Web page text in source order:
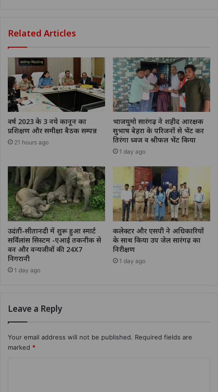
Related Articles
वर्ष 2023 के 3 नये कानून का
प्रशिक्षण और समीक्षा बैठक सम्पन्न
21 hours ago
भाजयुमो सारंगढ़ ने शहीद आरक्षक
सुभाष बेहरा के परिजनों से भेंट कर
तिरंगा ध्वज व श्रीफल भेंट किया
1 day ago
उदंती-सीतानदी में शुरू हुआ स्मार्ट
सर्विलांस सिस्टम -एआई तकनीक से
वन और वन्यजीवों की 24X7
निगरानी
1 day ago
कलेक्टर और एसपी ने अधिकारियों
के साथ किया उप जेल सारंगढ़ का
निरीक्षण
1 day ago
Leave a Reply
Your email address will not be published. Required fields are
marked *